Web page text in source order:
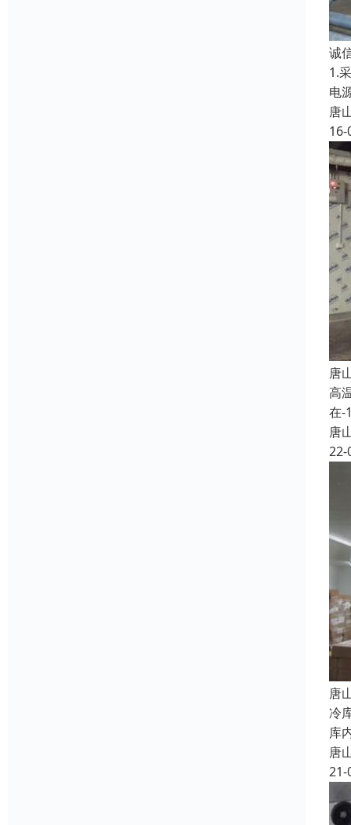
诚
1.
电
唐
16-
唐
高
在-
唐
22-
唐
冷
库
唐
21-